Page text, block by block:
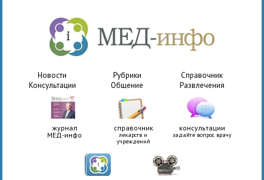
Новости Рубрики
Справочник
Консультации
Общение Развлечения
журнал
МЕД-инфо
справочник
лекарств и
учреждений
консультации
задайте вопрос врачу